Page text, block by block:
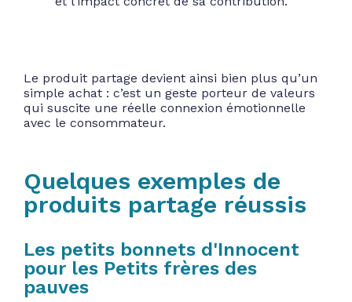
Le produit partage devient ainsi bien plus qu’un
simple achat : c’est un geste porteur de valeurs
qui suscite une réelle connexion émotionnelle
avec le consommateur.
Quelques exemples de
produits partage réussis
Les petits bonnets d'Innocent
pour les Petits frères des
pauves